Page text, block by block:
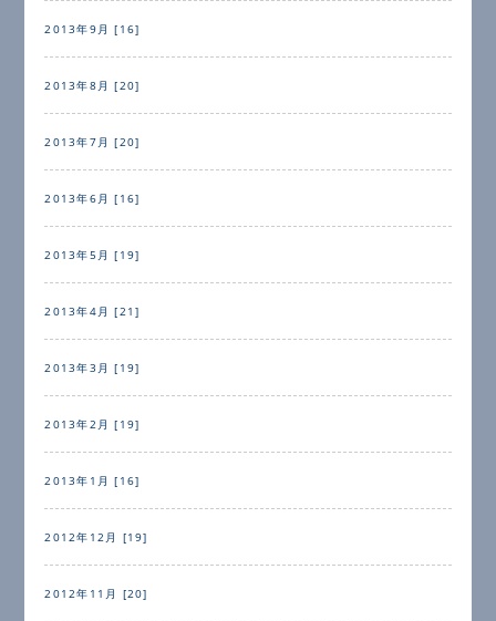
2013年9月 [16]
2013年8月 [20]
2013年7月 [20]
2013年6月 [16]
2013年5月 [19]
2013年4月 [21]
2013年3月 [19]
2013年2月 [19]
2013年1月 [16]
2012年12月 [19]
2012年11月 [20]